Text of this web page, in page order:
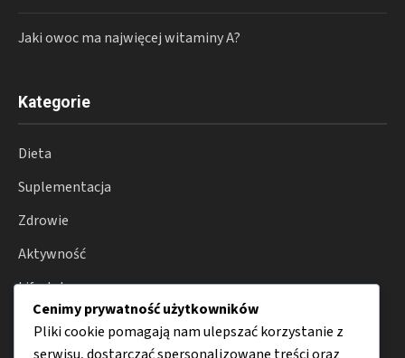
Jaki owoc ma najwięcej witaminy A?
Kategorie
Dieta
Suplementacja
Zdrowie
Aktywność
Lifestyle
Cenimy prywatność użytkowników
Pliki cookie pomagają nam ulepszać korzystanie z